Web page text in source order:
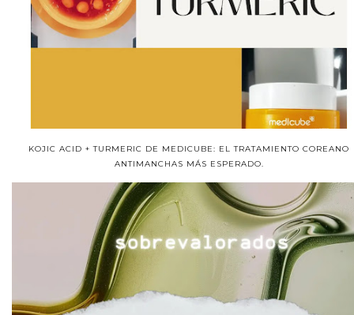
KOJIC ACID + TURMERIC DE MEDICUBE: EL TRATAMIENTO COREANO
ANTIMANCHAS MÁS ESPERADO.